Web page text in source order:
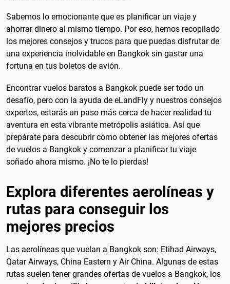
Sabemos lo emocionante que es planificar un viaje y
ahorrar dinero al mismo tiempo. Por eso, hemos recopilado
los mejores consejos y trucos para que puedas disfrutar de
una experiencia inolvidable en Bangkok sin gastar una
fortuna en tus boletos de avión.
Encontrar vuelos baratos a Bangkok puede ser todo un
desafío, pero con la ayuda de eLandFly y nuestros consejos
expertos, estarás un paso más cerca de hacer realidad tu
aventura en esta vibrante metrópolis asiática. Así que
prepárate para descubrir cómo obtener las mejores ofertas
de vuelos a Bangkok y comenzar a planificar tu viaje
soñado ahora mismo. ¡No te lo pierdas!
Explora diferentes aerolíneas y
rutas para conseguir los
mejores precios
Las aerolíneas que vuelan a Bangkok son: Etihad Airways,
Qatar Airways, China Eastern y Air China. Algunas de estas
rutas suelen tener grandes ofertas de vuelos a Bangkok, los